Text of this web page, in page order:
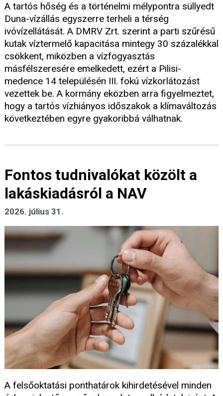
A tartós hőség és a történelmi mélypontra süllyedt
Duna-vízállás egyszerre terheli a térség
ivóvízellátását. A DMRV Zrt. szerint a parti szűrésű
kutak víztermelő kapacitása mintegy 30 százalékkal
csökkent, miközben a vízfogyasztás
másfélszeresére emelkedett, ezért a Pilisi-
medence 14 településén III. fokú vízkorlátozást
vezettek be. A kormány eközben arra figyelmeztet,
hogy a tartós vízhiányos időszakok a klímaváltozás
következtében egyre gyakoribbá válhatnak.
Fontos tudnivalókat közölt a
lakáskiadásról a NAV
2026. július 31.
A felsőoktatási ponthatárok kihirdetésével minden